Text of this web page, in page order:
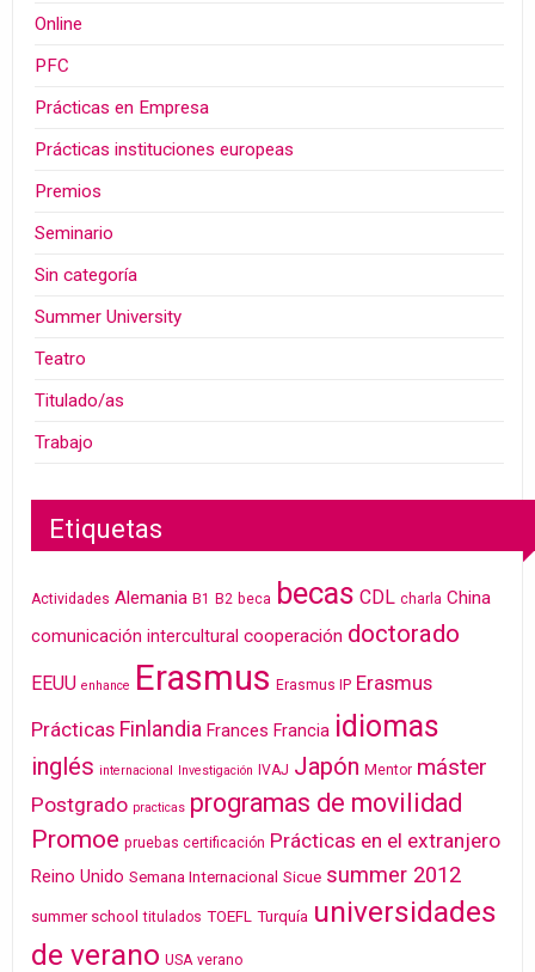
Online
PFC
Prácticas en Empresa
Prácticas instituciones europeas
Premios
Seminario
Sin categoría
Summer University
Teatro
Titulado/as
Trabajo
Etiquetas
Actividades Alemania B1 B2 beca becas CDL charla China
comunicación intercultural cooperación doctorado
EEUU enhance Erasmus Erasmus IP Erasmus
Prácticas Finlandia Frances Francia idiomas
inglés internacional Investigación IVAJ Japón Mentor máster
Postgrado practicas programas de movilidad
Promoe pruebas certificación Prácticas en el extranjero
Reino Unido Semana Internacional Sicue summer 2012
summer school titulados TOEFL Turquía universidades
de verano USA verano